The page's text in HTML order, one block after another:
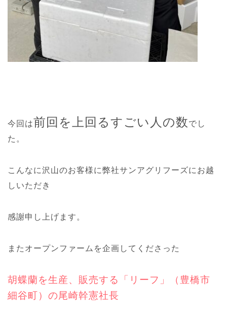
今回は前回を上回るすごい人の数でし
た。
こんなに沢山のお客様に弊社サンアグリフーズにお越
しいただき
感謝申し上げます。
またオープンファームを企画してくださった
胡蝶蘭を生産、販売する「リーフ」（豊橋市
細谷町）の尾崎幹憲社長